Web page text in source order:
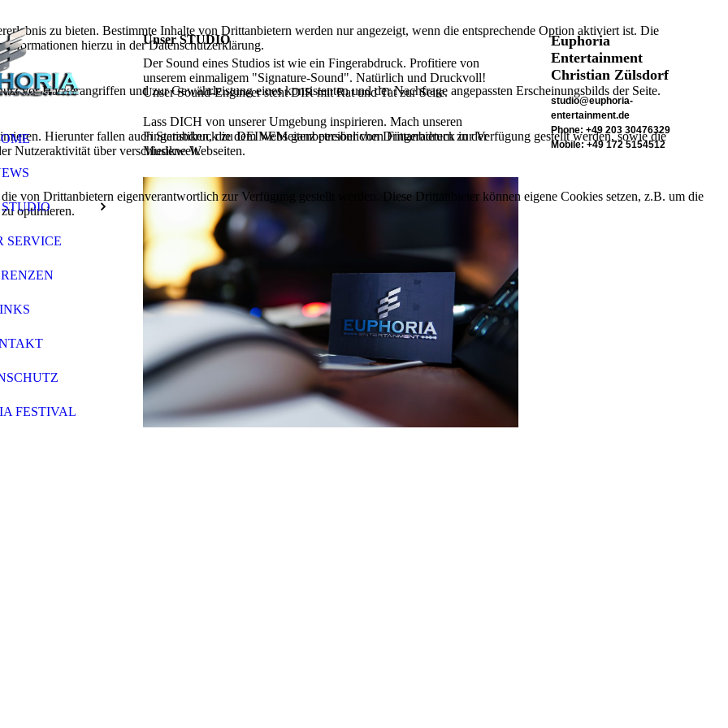
SERVICE
FESTIVAL
Unser STUDIO
Der Sound eines Studios ist wie ein Fingerabdruck. Profitiere von
unserem einmaligem "Signature-Sound". Natürlich und Druckvoll!
Unser Sound-Engineer steht DIR mit Rat und Tat zur Seite.
Lass DICH von unserer Umgebung inspirieren. Mach unseren
Fingerabdruck zu DEINEM ganz persönlichen Fingeradruck in der
Musikwelt.
Euphoria
Entertainment
Christian Zülsdorf
studio@euphoria-
entertainment.de
Phone: +49 203 30476329
Mobile: +49 172 5154512
zu bieten. Bestimmte Inhalte von Drittanbietern werden nur angezeigt, wenn die entsprechende Option aktiviert ist. Die
hierzu in der Datenschutzerklärung.
vor Hackerangriffen und zur Gewährleistung eines konsistenten und der Nachfrage angepassten Erscheinungsbilds der Seite.
Hierunter fallen auch Statistiken, die dem Webseitenbetreiber von Drittanbietern zur Verfügung gestellt werden, sowie die
Nutzeraktivität über verschiedene Webseiten.
von Drittanbietern eigenverantwortlich zur Verfügung gestellt werden. Diese Drittanbieter können eigene Cookies setzen, z.B. um die
optimieren.